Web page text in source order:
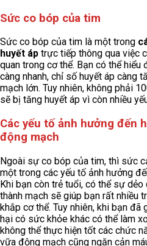
Sức co bóp của tim
Sức co bóp của tim là một trong
huyết áp trực tiếp thông qua việc
quan trong cơ thể. Bạn có thể
càng nhanh, chỉ số huyết áp càng
mạch lớn. Tuy nhiên, không phải
sẽ bị tăng huyết áp vì còn nhiều
Các yếu tố ảnh hưởng đến
động mạch
Ngoài sự co bóp của tim, thì sức
một trong các yếu tố ảnh hưởng
Khi bạn còn trẻ tuổi, có thể sự
thành mạch sẽ giúp bạn rất nhiều
khắp cơ thể. Tuy nhiên, khi bạn đã
hại có sức khỏe khác có thể làm
không thể thực hiện tốt các chức
vữa động mạch cũng ngăn cản